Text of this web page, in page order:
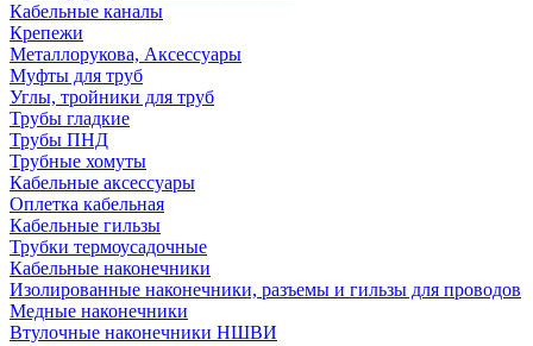
Кабельные каналы
Крепежи
Металлорукова, Аксессуары
Муфты для труб
Углы, тройники для труб
Трубы гладкие
Трубы ПНД
Трубные хомуты
Кабельные аксессуары
Оплетка кабельная
Кабельные гильзы
Трубки термоусадочные
Кабельные наконечники
Изолированные наконечники, разъемы и гильзы для проводов
Медные наконечники
Втулочные наконечники НШВИ